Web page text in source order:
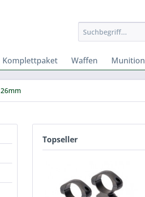
Komplettpaket Waffen Munition
26mm
Topseller